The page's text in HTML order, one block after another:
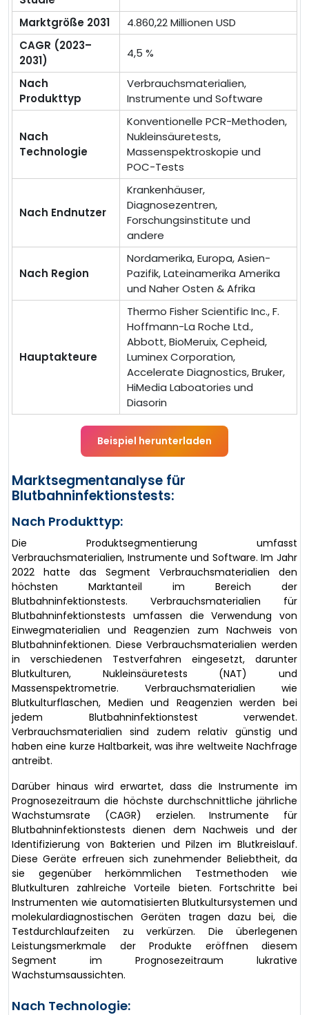
Marktgröße 2031
4.860,22 Millionen USD
CAGR (2023–
2031)
4,5 %
Nach
Produkttyp
Verbrauchsmaterialien,
Instrumente und Software
Nach
Technologie
Konventionelle PCR-Methoden,
Nukleinsäuretests,
Massenspektroskopie und
POC-Tests
Nach Endnutzer
Krankenhäuser,
Diagnosezentren,
Forschungsinstitute und
andere
Nach Region
Nordamerika, Europa, Asien-
Pazifik, Lateinamerika Amerika
und Naher Osten & Afrika
Hauptakteure
Thermo Fisher Scientific Inc., F.
Hoffmann-La Roche Ltd.,
Abbott, BioMeruix, Cepheid,
Luminex Corporation,
Accelerate Diagnostics, Bruker,
HiMedia Laboatories und
Diasorin
Beispiel herunterladen
Marktsegmentanalyse für
Blutbahninfektionstests:
Nach Produkttyp:
Die Produktsegmentierung umfasst
Verbrauchsmaterialien, Instrumente und Software. Im Jahr
2022 hatte das Segment Verbrauchsmaterialien den
höchsten Marktanteil im Bereich der
Blutbahninfektionstests. Verbrauchsmaterialien für
Blutbahninfektionstests umfassen die Verwendung von
Einwegmaterialien und Reagenzien zum Nachweis von
Blutbahninfektionen. Diese Verbrauchsmaterialien werden
in verschiedenen Testverfahren eingesetzt, darunter
Blutkulturen, Nukleinsäuretests (NAT) und
Massenspektrometrie. Verbrauchsmaterialien wie
Blutkulturflaschen, Medien und Reagenzien werden bei
jedem Blutbahninfektionstest verwendet.
Verbrauchsmaterialien sind zudem relativ günstig und
haben eine kurze Haltbarkeit, was ihre weltweite Nachfrage
antreibt.
Darüber hinaus wird erwartet, dass die Instrumente im
Prognosezeitraum die höchste durchschnittliche jährliche
Wachstumsrate (CAGR) erzielen. Instrumente für
Blutbahninfektionstests dienen dem Nachweis und der
Identifizierung von Bakterien und Pilzen im Blutkreislauf.
Diese Geräte erfreuen sich zunehmender Beliebtheit, da
sie gegenüber herkömmlichen Testmethoden wie
Blutkulturen zahlreiche Vorteile bieten. Fortschritte bei
Instrumenten wie automatisierten Blutkultursystemen und
molekulardiagnostischen Geräten tragen dazu bei, die
Testdurchlaufzeiten zu verkürzen. Die überlegenen
Leistungsmerkmale der Produkte eröffnen diesem
Segment im Prognosezeitraum lukrative
Wachstumsaussichten.
Nach Technologie: